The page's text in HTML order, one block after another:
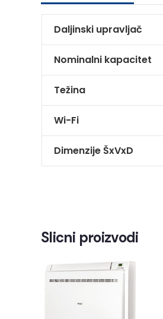
Daljinski upravljač
Nominalni kapacitet
Težina
Wi-Fi
Dimenzije ŠxVxD
Slicni proizvodi